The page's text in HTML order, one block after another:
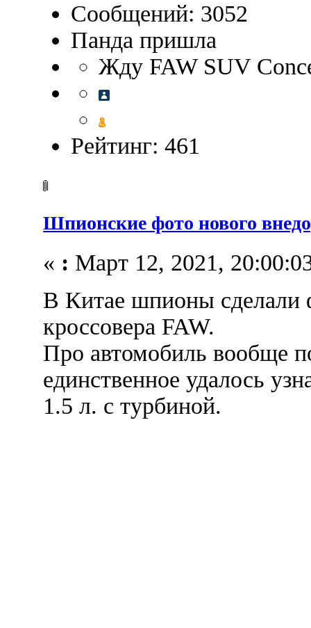
Сообщений: 3052
Панда пришла
Жду FAW SUV
Рейтинг: 461
Шпионские фото нового
« : Март 12, 2021,
В Китае шпионы сделали
кроссовера FAW.
Про автомобиль вообще
единственное удалось
1.5 л. с турбиной.